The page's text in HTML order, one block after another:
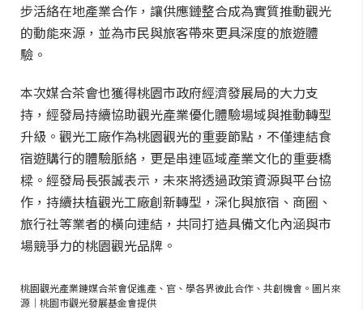
步活絡在地產業合作，讓供應鏈整合成為實質推動觀光
的動能來源，並為市民與旅客帶來更具深度的旅遊體
驗。
本次媒合茶會也獲得桃園市政府經濟發展局的大力支
持，經發局持續協助觀光產業優化體驗場域與推動轉型
升級。觀光工廠作為桃園觀光的重要節點，不僅連結食
宿遊購行的體驗脈絡，更是串連區域產業文化的重要橋
樑。經發局長張誠表示，未來將透過政策資源與平台協
作，持續扶植觀光工廠創新轉型，深化與旅宿、商圈、
旅行社等業者的橫向連結，共同打造具備文化內涵與市
場競爭力的桃園觀光品牌。
桃園觀光產業鏈媒合茶會促進產、官、學各界彼此合作、共創機會。圖片來
源｜桃園市觀光發展基金會提供